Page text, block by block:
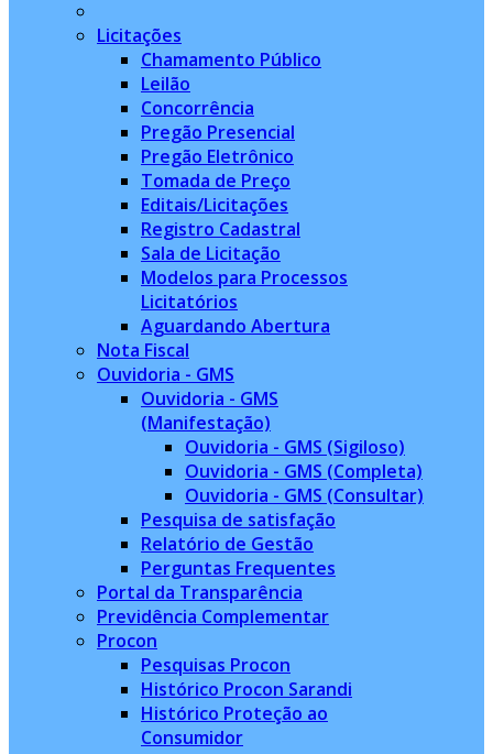
Licitações
Chamamento Público
Leilão
Concorrência
Pregão Presencial
Pregão Eletrônico
Tomada de Preço
Editais/Licitações
Registro Cadastral
Sala de Licitação
Modelos para Processos
Licitatórios
Aguardando Abertura
Nota Fiscal
Ouvidoria - GMS
Ouvidoria - GMS
(Manifestação)
Ouvidoria - GMS (Sigiloso)
Ouvidoria - GMS (Completa)
Ouvidoria - GMS (Consultar)
Pesquisa de satisfação
Relatório de Gestão
Perguntas Frequentes
Portal da Transparência
Previdência Complementar
Procon
Pesquisas Procon
Histórico Procon Sarandi
Histórico Proteção ao
Consumidor